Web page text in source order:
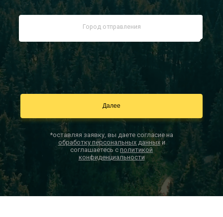
Заказать звонок
Контакты
*оставляя заявку, вы даете согласие на
обработку персональных данныхи
соглашаетесь с политикой
конфиденциальности